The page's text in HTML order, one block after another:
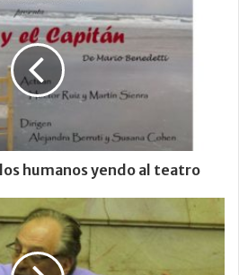
humanos yendo al teatro